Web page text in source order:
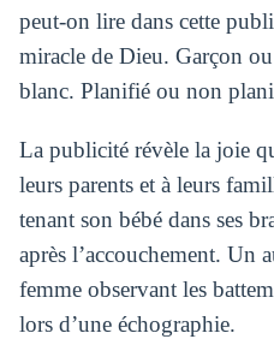
peut-on lire dans cette
miracle de Dieu. Garçon
blanc. Planifié ou non
La publicité révèle la joie
leurs parents et à leurs
tenant son bébé dans ses
après l’accouchement. Un
femme observant les
lors d’une échographie.